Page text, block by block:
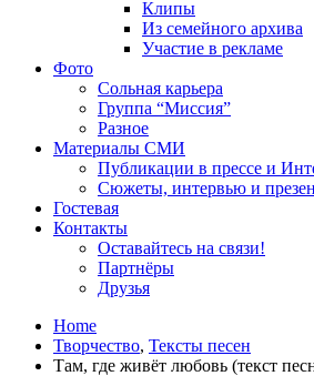
Клипы
Из семейного архива
Участие в рекламе
Фото
Сольная карьера
Группа “Миссия”
Разное
Материалы СМИ
Публикации в прессе и
Сюжеты, интервью и
Гостевая
Контакты
Оставайтесь на связи!
Партнёры
Друзья
Home
Творчество, Тексты песен
Там, где живёт любовь (текст